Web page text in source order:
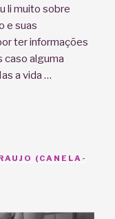
li muito sobre
e suas
ter informações
caso alguma
a vida …
(CANELA-